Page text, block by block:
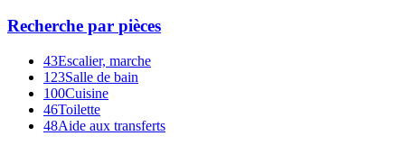
Recherche par pièces
43Escalier, marche
123Salle de bain
100Cuisine
46Toilette
48Aide aux transferts